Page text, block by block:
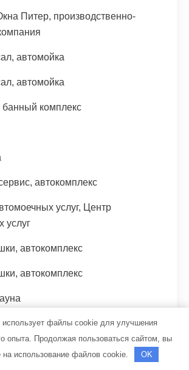
Питер, производственно-
автомойка
автомойка
комплекс
автокомплекс
услуг, Центр
услуг
автокомплекс
автокомплекс
банный комплекс
использует файлы cookie для улучшения
опыта. Продолжая пользоваться сайтом, вы
на использование файлов cookie.
OK